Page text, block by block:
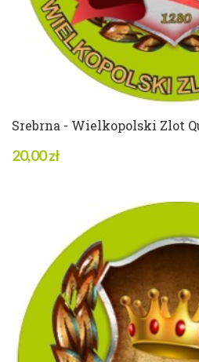
Srebrna - Wielkopolski Zlot
20,00 zł
3 w